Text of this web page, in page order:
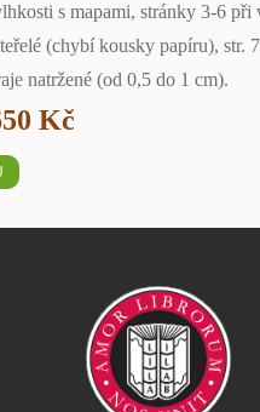
s mapami, stránky 3-6 při
(chybí kousky papíru), str.
natržené (od 0,5 do 1 cm).
Kč